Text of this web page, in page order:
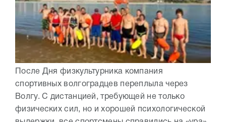
После Дня физкультурника компания
спортивных волгоградцев переплыла через
Волгу. С дистанцией, требующей не только
физических сил, но и хорошей психологической